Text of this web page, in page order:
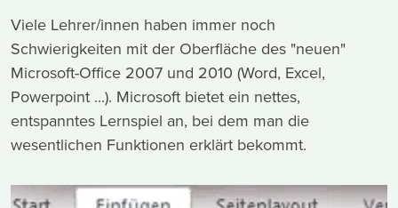
Viele Lehrer/innen haben immer noch
Schwierigkeiten mit der Oberfläche des "neuen"
Microsoft-Office 2007 und 2010 (Word, Excel,
Powerpoint ...). Microsoft bietet ein nettes,
entspanntes Lernspiel an, bei dem man die
wesentlichen Funktionen erklärt bekommt.